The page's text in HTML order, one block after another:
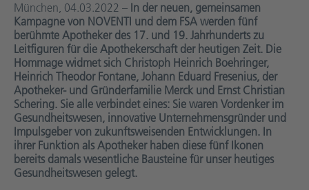
München, 04.03.2022 – In der neuen, gemeinsamen
Kampagne von NOVENTI und dem FSA werden fünf
berühmte Apotheker des 17. und 19. Jahrhunderts zu
Leitfiguren für die Apothekerschaft der heutigen Zeit. Die
Hommage widmet sich Christoph Heinrich Boehringer,
Heinrich Theodor Fontane, Johann Eduard Fresenius, der
Apotheker- und Gründerfamilie Merck und Ernst Christian
Schering. Sie alle verbindet eines: Sie waren Vordenker im
Gesundheitswesen, innovative Unternehmensgründer und
Impulsgeber von zukunftsweisenden Entwicklungen. In
ihrer Funktion als Apotheker haben diese fünf Ikonen
bereits damals wesentliche Bausteine für unser heutiges
Gesundheitswesen gelegt.